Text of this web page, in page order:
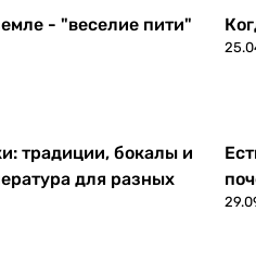
- "веселие пити"
традиции, бокалы и
для разных